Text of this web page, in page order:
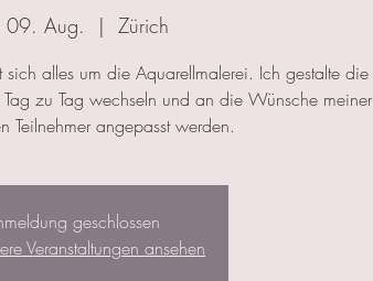
09. Aug.
  |
Zürich
sich alles um die Aquarellmalerei. Ich gestalte die
zu Tag wechseln und an die Wünsche meiner
Teilnehmer angepasst werden.
geschlossen
Veranstaltungen ansehen